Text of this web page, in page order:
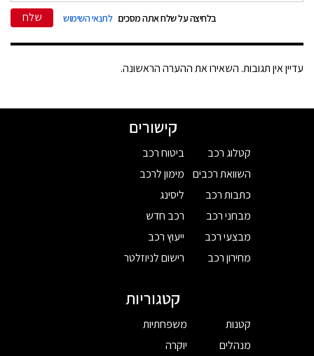
בלחיצה על שלח אתה מסכים לתנאי השימוש שלח
עדיין אין תגובות. השאירו את ההערה הראשונה.
קישורים
קטלוג רכב
השוואת רכבים
כתבות רכב
מבחני רכב
מבצעי רכב
מחירון רכב
ביטוח רכב
מימון לרכב
ליסינג
רכב חדש
ייעוץ רכב
רישום לניוזלטר
קטגוריות
קטנות
מנהלים
משפחתיות
יוקרה